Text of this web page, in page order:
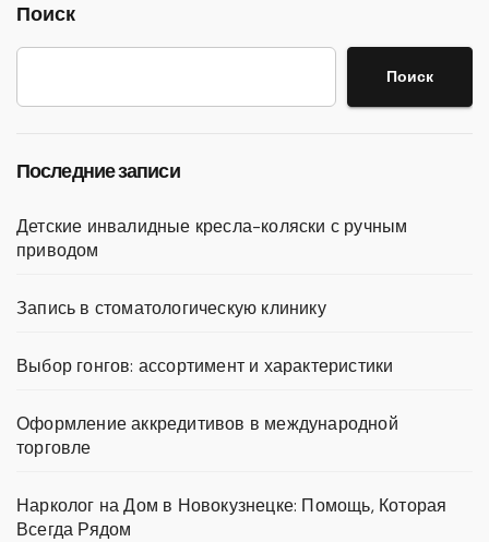
Поиск
Поиск
Последние записи
Детские инвалидные кресла-коляски с ручным
приводом
Запись в стоматологическую клинику
Выбор гонгов: ассортимент и характеристики
Оформление аккредитивов в международной
торговле
Нарколог на Дом в Новокузнецке: Помощь, Которая
Всегда Рядом